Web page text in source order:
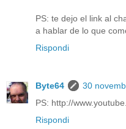
PS: te dejo el link al
a hablar de lo que
Rispondi
Byte64
30
PS: http://
Rispondi